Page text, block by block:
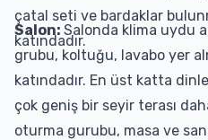
çatal seti ve bardaklar
katındadır.
Salon: Salonda klima uydu
grubu, koltuğu, lavabo yer
katındadır. En üst katta
çok geniş bir seyir terası
oturma gurubu, masa ve